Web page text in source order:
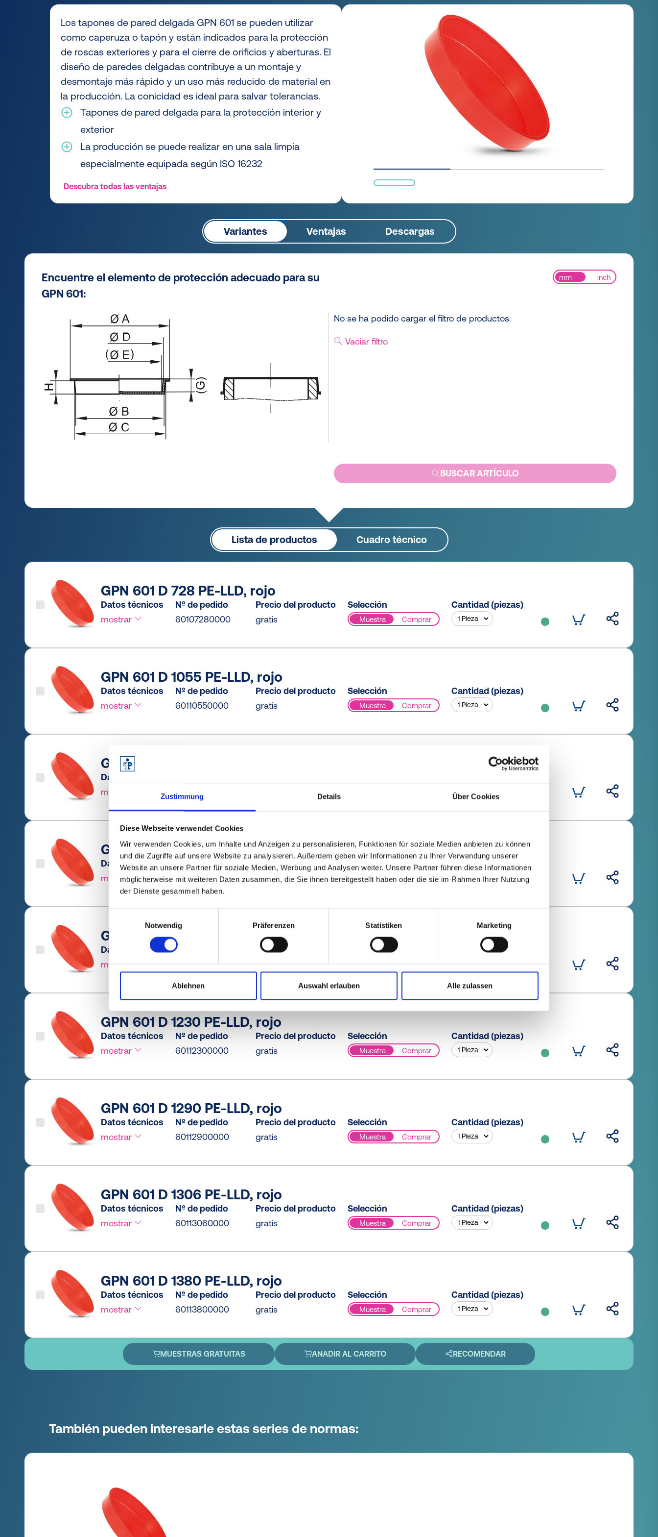
Zustimmung Details Über Cookies
Diese Webseite verwendet Cookies
Wir verwenden Cookies, um Inhalte und Anzeigen zu personalisieren, Funktionen für soziale Medien anbieten zu können
und die Zugriffe auf unsere Website zu analysieren. Außerdem geben wir Informationen zu Ihrer Verwendung unserer
Website an unsere Partner für soziale Medien, Werbung und Analysen weiter. Unsere Partner führen diese Informationen
möglicherweise mit weiteren Daten zusammen, die Sie ihnen bereitgestellt haben oder die sie im Rahmen Ihrer Nutzung
der Dienste gesammelt haben.
Notwendig
Präferenzen Statistiken Marketing
Ablehnen Auswahl erlauben Alle zulassen
Los tapones de pared delgada GPN 601 se pueden utilizar
como caperuza o tapón y están indicados para la protección
de roscas exteriores y para el cierre de orificios y aberturas. El
diseño de paredes delgadas contribuye a un montaje y
desmontaje más rápido y un uso más reducido de material en
la producción. La conicidad es ideal para salvar tolerancias.
Tapones de pared delgada para la protección interior y
exterior
La producción se puede realizar en una sala limpia
especialmente equipada según ISO 16232
Descubra todas las ventajas
Variantes Ventajas Descargas
Encuentre el elemento de protección adecuado para su
GPN 601:
No se ha podido cargar el filtro de productos.
mm inch
Vaciar filtro
BUSCAR ARTÍCULO
Lista de productos Cuadro técnico
GPN 601 D 728 PE-LLD, rojo
Datos técnicos
mostrar
Nº de pedido
60107280000
Precio del producto
gratis
Selección
Muestra Comprar
Cantidad (piezas)
GPN 601 D 1055 PE-LLD, rojo
Datos técnicos
mostrar
Nº de pedido
60110550000
Precio del producto
gratis
Selección
Muestra Comprar
Cantidad (piezas)
GPN 601 D 1070 PE-LLD, rojo
Datos técnicos
mostrar
60110700000
GPN 601 D 1090 PE-LLD, rojo
Datos técnicos
mostrar
Nº de pedido
60110900000
Precio del producto
gratis
Selección
Muestra Comprar
Cantidad (piezas)
GPN 601 D 1215 PE-LLD, rojo
Datos técnicos
mostrar
Nº de pedido
60112150000
Precio del producto
gratis
Selección
Muestra Comprar
Cantidad (piezas)
GPN 601 D 1230 PE-LLD, rojo
Datos técnicos
mostrar
Nº de pedido
60112300000
Precio del producto
gratis
Selección
Muestra Comprar
Cantidad (piezas)
GPN 601 D 1290 PE-LLD, rojo
Datos técnicos
mostrar
Nº de pedido
60112900000
Precio del producto
gratis
Selección
Muestra Comprar
Cantidad (piezas)
GPN 601 D 1306 PE-LLD, rojo
Datos técnicos
mostrar
Nº de pedido
60113060000
Precio del producto
gratis
Selección
Muestra Comprar
Cantidad (piezas)
GPN 601 D 1380 PE-LLD, rojo
Datos técnicos
mostrar
Nº de pedido
60113800000
Precio del producto
gratis
Selección
Muestra Comprar
Cantidad (piezas)
MUESTRAS GRATUITAS ANADIR AL CARRITO RECOMENDAR
También pueden interesarle estas series de normas: